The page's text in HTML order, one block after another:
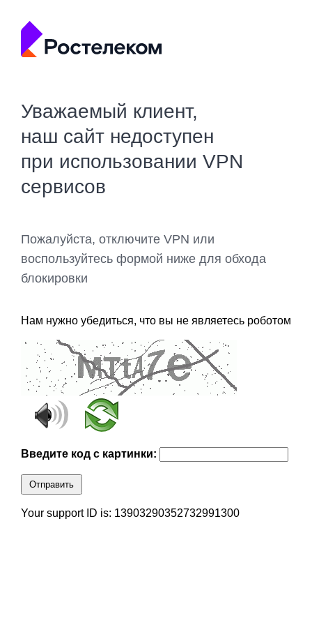
Уважаемый клиент,
наш сайт недоступен
при использовании VPN
сервисов
Пожалуйста, отключите VPN или
воспользуйтесь формой ниже для обхода
блокировки
Нам нужно убедиться, что вы не являетесь роботом
Введите код с картинки:
Отправить
Your support ID is: 13903290352732991300